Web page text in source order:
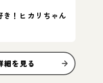
き！ヒカリちゃん
細を見る